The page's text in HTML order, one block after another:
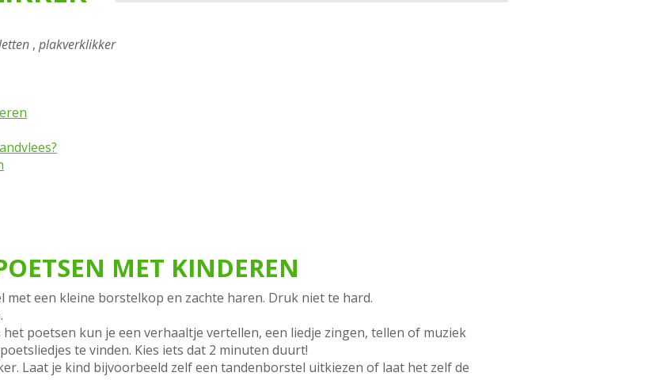
, plakverklikker
MET KINDEREN
een kleine borstelkop en zachte haren. Druk niet te hard.
poetsen kun je een verhaaltje vertellen, een liedje zingen, tellen of muziek
te vinden. Kies iets dat 2 minuten duurt!
Laat je kind bijvoorbeeld zelf een tandenborstel uitkiezen of laat het zelf de